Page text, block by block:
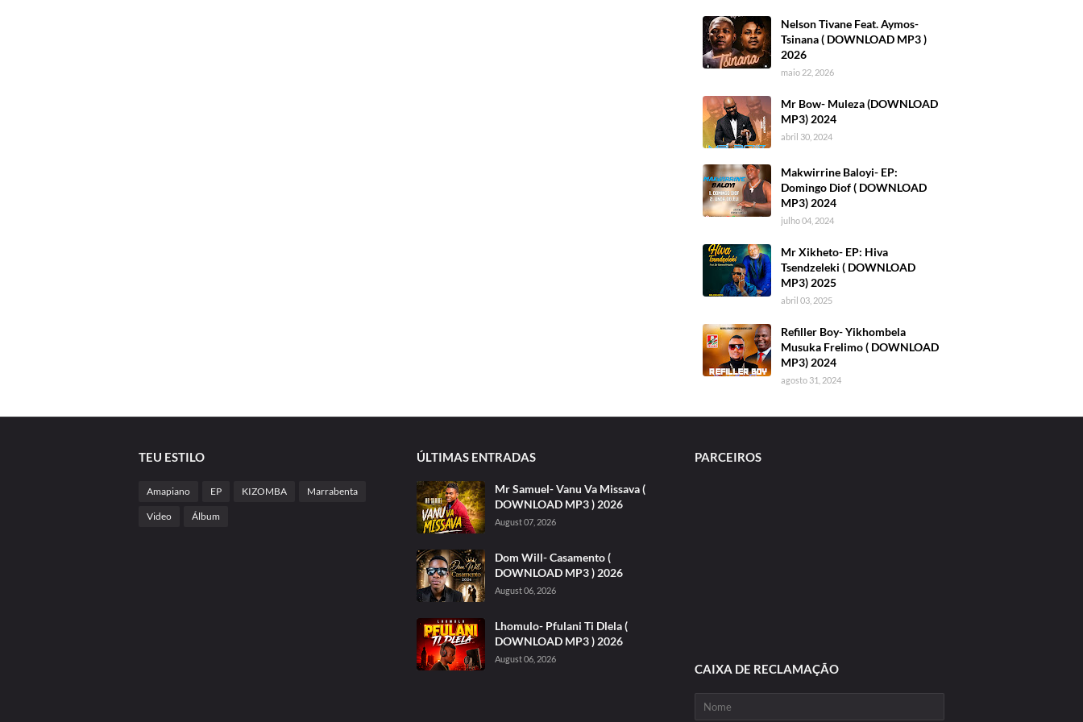
Nelson Tivane Feat. Aymos-
Tsinana ( DOWNLOAD MP3 )
2026
maio 22, 2026
Mr Bow- Muleza (DOWNLOAD
MP3) 2024
abril 30, 2024
Makwirrine Baloyi- EP:
Domingo Diof ( DOWNLOAD
MP3) 2024
julho 04, 2024
Mr Xikheto- EP: Hiva
Tsendzeleki ( DOWNLOAD
MP3) 2025
abril 03, 2025
Refiller Boy- Yikhombela
Musuka Frelimo ( DOWNLOAD
MP3) 2024
agosto 31, 2024
TEU ESTILO
Amapiano EP KIZOMBA Marrabenta
Video Álbum
ÚLTIMAS ENTRADAS
Mr Samuel- Vanu Va Missava (
DOWNLOAD MP3 ) 2026
August 07, 2026
Dom Will- Casamento (
DOWNLOAD MP3 ) 2026
August 06, 2026
Lhomulo- Pfulani Ti Dlela (
DOWNLOAD MP3 ) 2026
August 06, 2026
PARCEIROS
CAIXA DE RECLAMAÇÃO